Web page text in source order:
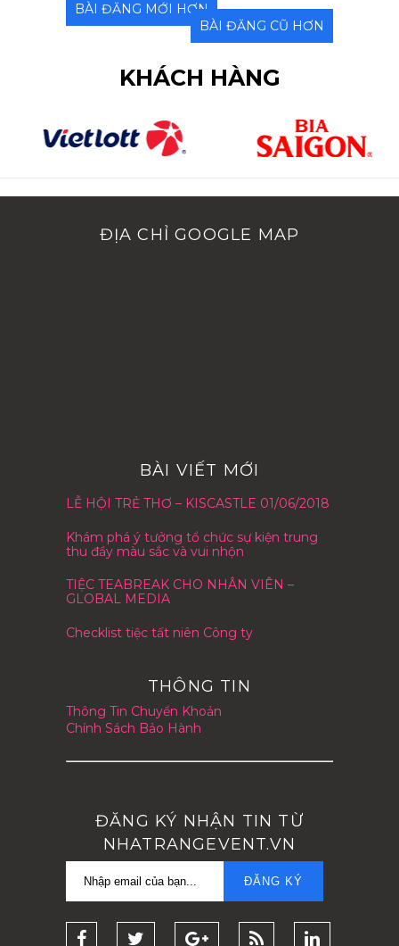
BÀI ĐĂNG MỚI HƠN
BÀI ĐĂNG CŨ HƠN
KHÁCH HÀNG
ĐỊA CHỈ GOOGLE MAP
BÀI VIẾT MỚI
LỄ HỘI TRẺ THƠ – KISCASTLE 01/06/2018
Khám phá ý tưởng tổ chức sự kiện trung
thu đầy màu sắc và vui nhộn
TIỆC TEABREAK CHO NHÂN VIÊN –
GLOBAL MEDIA
Checklist tiệc tất niên Công ty
THÔNG TIN
Thông Tin Chuyển Khoản
Chính Sách Bảo Hành
ĐĂNG KÝ NHẬN TIN TỪ
NHATRANGEVENT.VN